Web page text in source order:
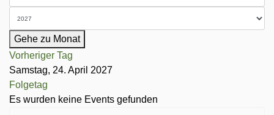
Gehe zu Monat
Vorheriger Tag
Samstag, 24. April 2027
Folgetag
Es wurden keine Events gefunden